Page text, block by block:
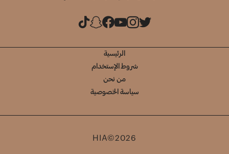
الرئيسية
شروط الإستخدام
من نحن
سياسة الخصوصية
HIA©2026